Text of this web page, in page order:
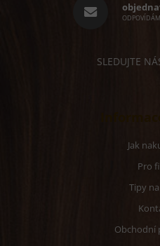
SLEDUJTE
Jak
Pro
Tipy
Obchodní